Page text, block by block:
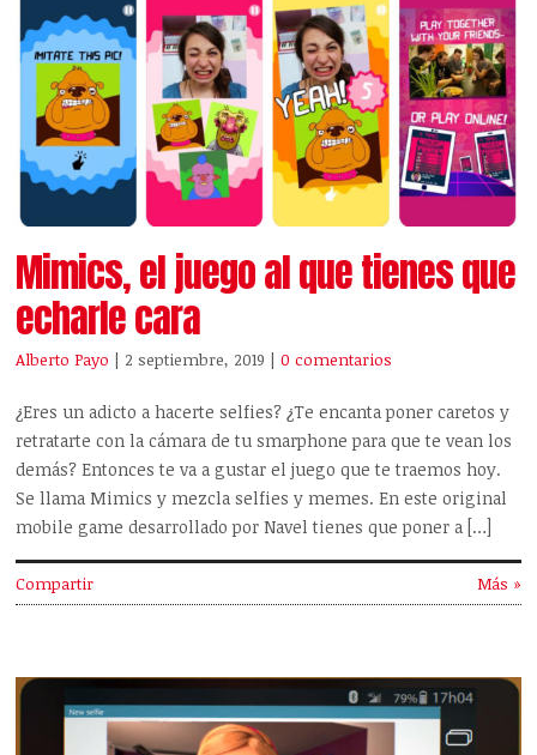
Mimics, el juego al que tienes que
echarle cara
Alberto Payo | 2 septiembre, 2019 |0 comentarios
¿Eres un adicto a hacerte selfies? ¿Te encanta poner caretos y
retratarte con la cámara de tu smarphone para que te vean los
demás? Entonces te va a gustar el juego que te traemos hoy.
Se llama Mimics y mezcla selfies y memes. En este original
mobile game desarrollado por Navel tienes que poner a […]
Compartir Más »